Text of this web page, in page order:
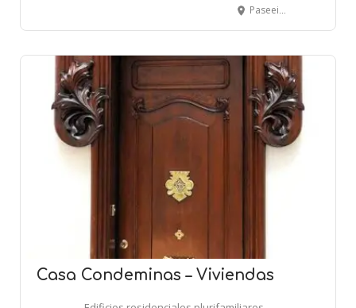
Paseeig de Colom, 11 - BARCELONA
Casa Condeminas – Viviendas